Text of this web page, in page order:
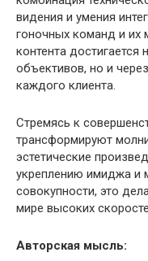
видения и умения
гоночных команд и их
контента достигается
объективов, но и
каждого клиента.
Стремясь к
трансформируют
эстетические
укреплению имиджа и
совокупности, это
мире высоких
Авторская мысль: